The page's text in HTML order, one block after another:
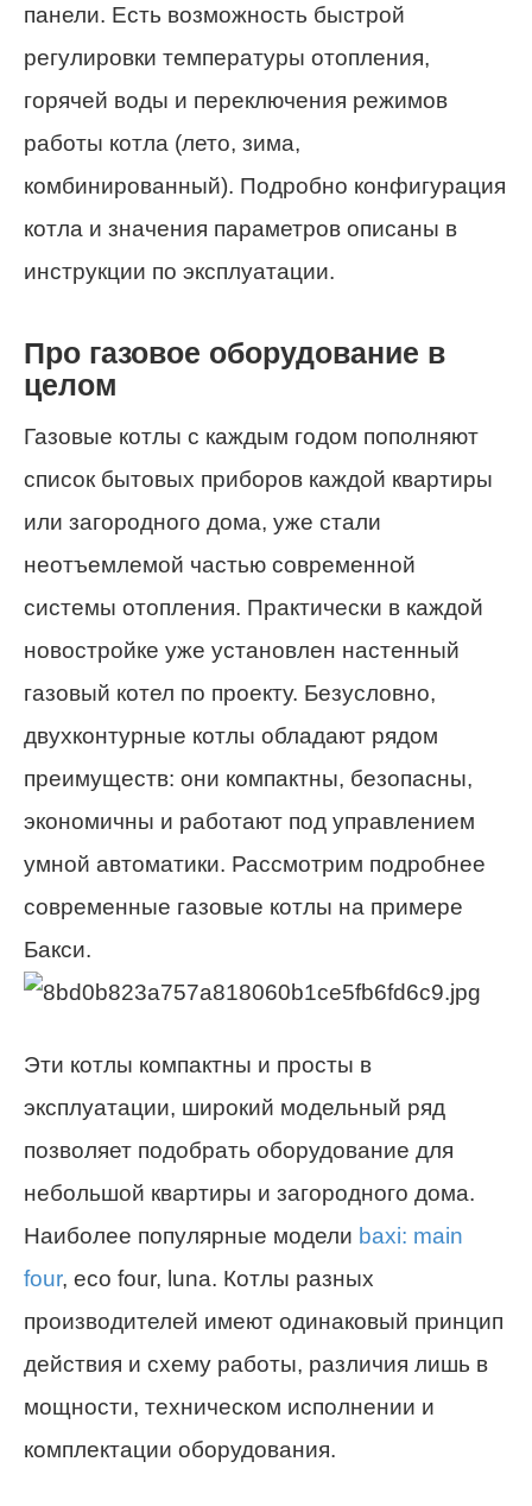
панели. Есть возможность быстрой
регулировки температуры отопления,
горячей воды и переключения режимов
работы котла (лето, зима,
комбинированный). Подробно конфигурация
котла и значения параметров описаны в
инструкции по эксплуатации.
Про газовое оборудование в
целом
Газовые котлы с каждым годом пополняют
список бытовых приборов каждой квартиры
или загородного дома, уже стали
неотъемлемой частью современной
системы отопления. Практически в каждой
новостройке уже установлен настенный
газовый котел по проекту. Безусловно,
двухконтурные котлы обладают рядом
преимуществ: они компактны, безопасны,
экономичны и работают под управлением
умной автоматики. Рассмотрим подробнее
современные газовые котлы на примере
Бакси.
Эти котлы компактны и просты в
эксплуатации, широкий модельный ряд
позволяет подобрать оборудование для
небольшой квартиры и загородного дома.
Наиболее популярные модели baxi: main
four, eco four, luna. Котлы разных
производителей имеют одинаковый принцип
действия и схему работы, различия лишь в
мощности, техническом исполнении и
комплектации оборудования.